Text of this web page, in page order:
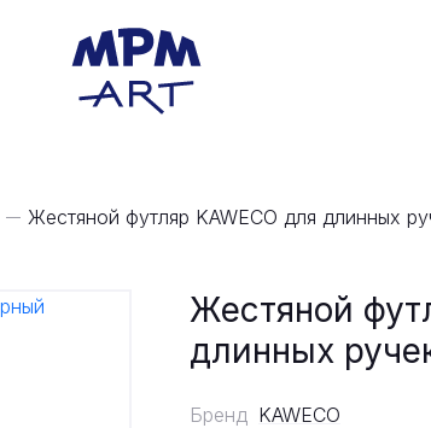
Жестяной футляр KAWECO для длинных
Жестяной
длинных
Бренд KAWECO